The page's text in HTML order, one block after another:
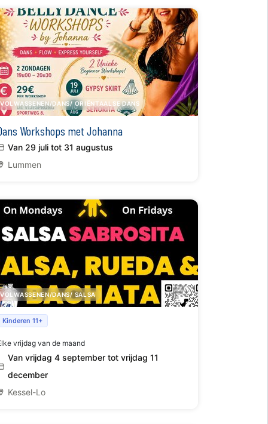
VOLWASSENEN/DANS/ ORIËNTAALSE DANS
Workshops met Johanna
Van 29 juli tot 31 augustus
Lummen
VOLWASSENEN/DANS/ SALSA
Nieuwe reeksen Salsa en bachata starten
september op vrijdag in Leuven
Kinderen 11+
vrijdag van de maand
Van vrijdag 4 september tot vrijdag 11
december
Kessel-Lo